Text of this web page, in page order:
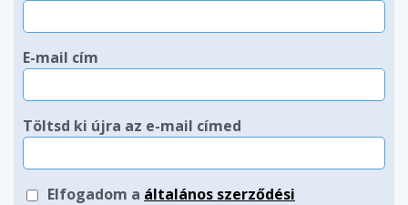
E-mail cím
Töltsd ki újra az e-mail címed
Elfogadom a általános szerződési